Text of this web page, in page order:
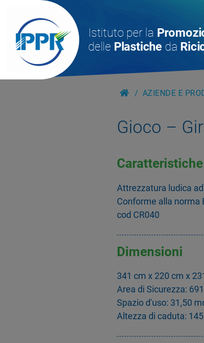
Istituto per la
delle Plastiche da
AZIENDE E
Gioco –
Caratteristiche
Attrezzatura ludica
Conforme alla norma
cod CR040
Dimensioni
341 cm x 220 cm x
Area di Sicurezza:
Spazio d'uso: 31,50
Altezza di caduta: